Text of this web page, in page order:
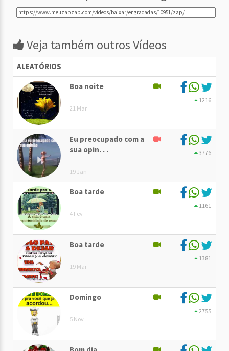
Veja também outros Vídeos
ALEATÓRIOS
Boa noite
21 Mar
1216
Eu preocupado com a
sua opin. . .
19 Jan
3776
Boa tarde
4 Fev
1161
Boa tarde
19 Mar
1381
Domingo
5 Nov
2755